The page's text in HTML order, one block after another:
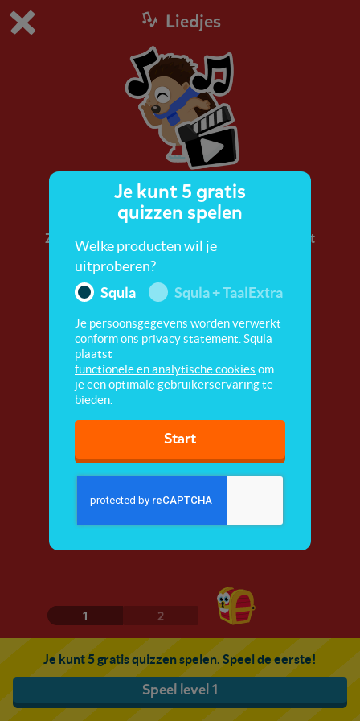
Dit is de gratis demo van Squla.
Bestel nu
0 1
Liedjes
Winter
Zing mee met het winterlied! In de winter is het
koud en is het weer anders dan in de andere
seizoenen. Je leert ook nog over zintuigen.
1 2
Je kunt 5 gratis quizzen spelen. Speel de eerste!
Speel level 1
Je kunt 5 gratis
quizzen spelen
Welke producten wil je
uitproberen?
Squla
Squla + TaalExtra
Je persoonsgegevens worden verwerkt
conform ons privacy statement . Squla
plaatst
functionele en analytische cookies om
je een optimale gebruikerservaring te
bieden.
Start